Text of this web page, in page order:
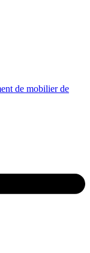
de mobilier de